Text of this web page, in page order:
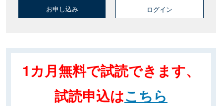
お申し込み ログイン
1カ月無料で試読できます、
試読申込はこちら